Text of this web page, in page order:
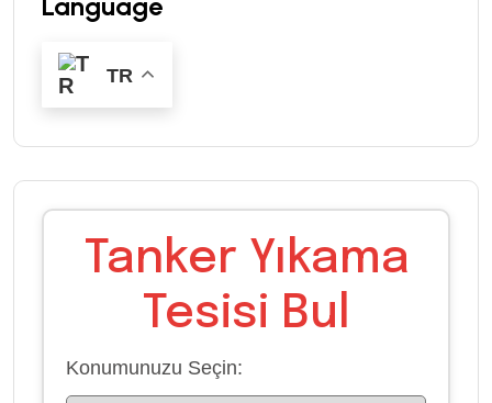
TR
Tanker Yıkama
Tesisi Bul
Konumunuzu Seçin: